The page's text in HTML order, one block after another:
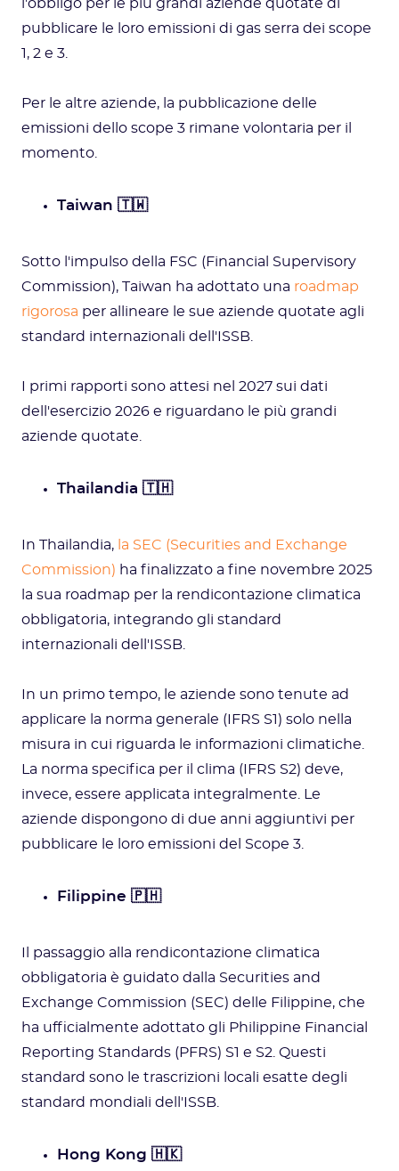
l'obbligo per le più grandi aziende quotate di
pubblicare le loro emissioni di gas serra dei scope
1, 2 e 3.
Per le altre aziende, la pubblicazione delle
emissioni dello scope 3 rimane volontaria per il
momento.
Taiwan 🇹🇼
Sotto l'impulso della FSC (Financial Supervisory
Commission), Taiwan ha adottato una roadmap
rigorosa per allineare le sue aziende quotate agli
standard internazionali dell'ISSB.
I primi rapporti sono attesi nel 2027 sui dati
dell'esercizio 2026 e riguardano le più grandi
aziende quotate.
Thailandia 🇹🇭
In Thailandia, la SEC (Securities and Exchange
Commission) ha finalizzato a fine novembre 2025
la sua roadmap per la rendicontazione climatica
obbligatoria, integrando gli standard
internazionali dell'ISSB.
In un primo tempo, le aziende sono tenute ad
applicare la norma generale (IFRS S1) solo nella
misura in cui riguarda le informazioni climatiche.
La norma specifica per il clima (IFRS S2) deve,
invece, essere applicata integralmente. Le
aziende dispongono di due anni aggiuntivi per
pubblicare le loro emissioni del Scope 3.
Filippine 🇵🇭
Il passaggio alla rendicontazione climatica
obbligatoria è guidato dalla Securities and
Exchange Commission (SEC) delle Filippine, che
ha ufficialmente adottato gli Philippine Financial
Reporting Standards (PFRS) S1 e S2. Questi
standard sono le trascrizioni locali esatte degli
standard mondiali dell'ISSB.
Hong Kong 🇭🇰